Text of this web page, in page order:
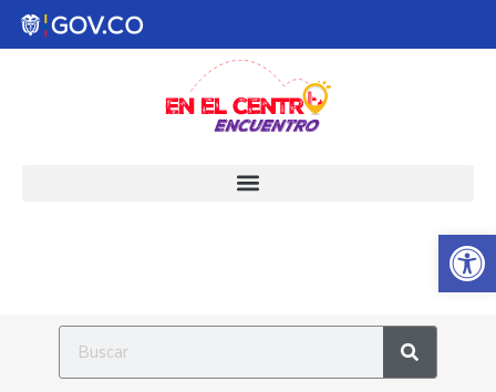
Abrir